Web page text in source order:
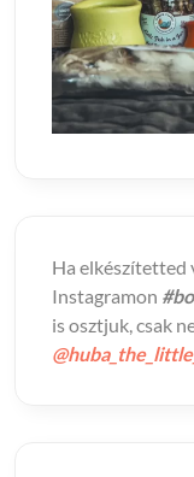
Ha elkészítetted
Instagramon
is osztjuk, csak